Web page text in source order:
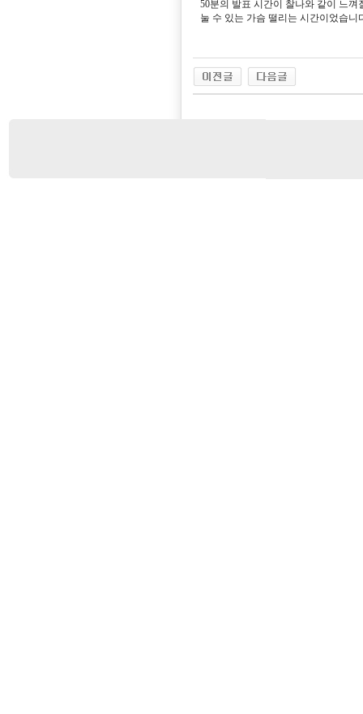
50분의 발표 시간이 찰나와 같이 느껴
눌 수 있는 가슴 떨리는 시간이었습니